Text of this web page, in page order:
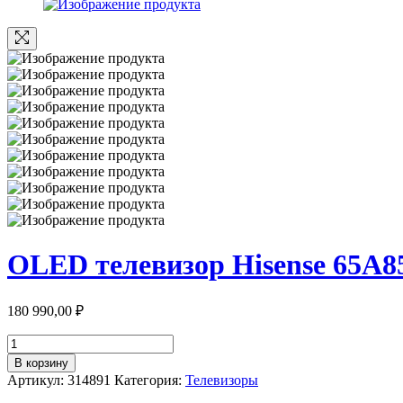
OLED телевизор Hisense
180 990,00 ₽
Количество
товара
OLED
телевизор
В корзину
Артикул: 314891 Категория: Телевизоры